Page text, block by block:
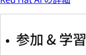
参加 & 学習